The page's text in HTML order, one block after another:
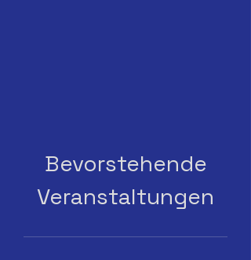
Bevorstehende
Veranstaltungen